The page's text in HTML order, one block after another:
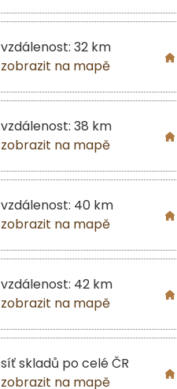
vzdálenost: 32 km
zobrazit na mapě
vzdálenost: 38 km
zobrazit na mapě
vzdálenost: 40 km
zobrazit na mapě
vzdálenost: 42 km
zobrazit na mapě
síť skladů po celé ČR
zobrazit na mapě